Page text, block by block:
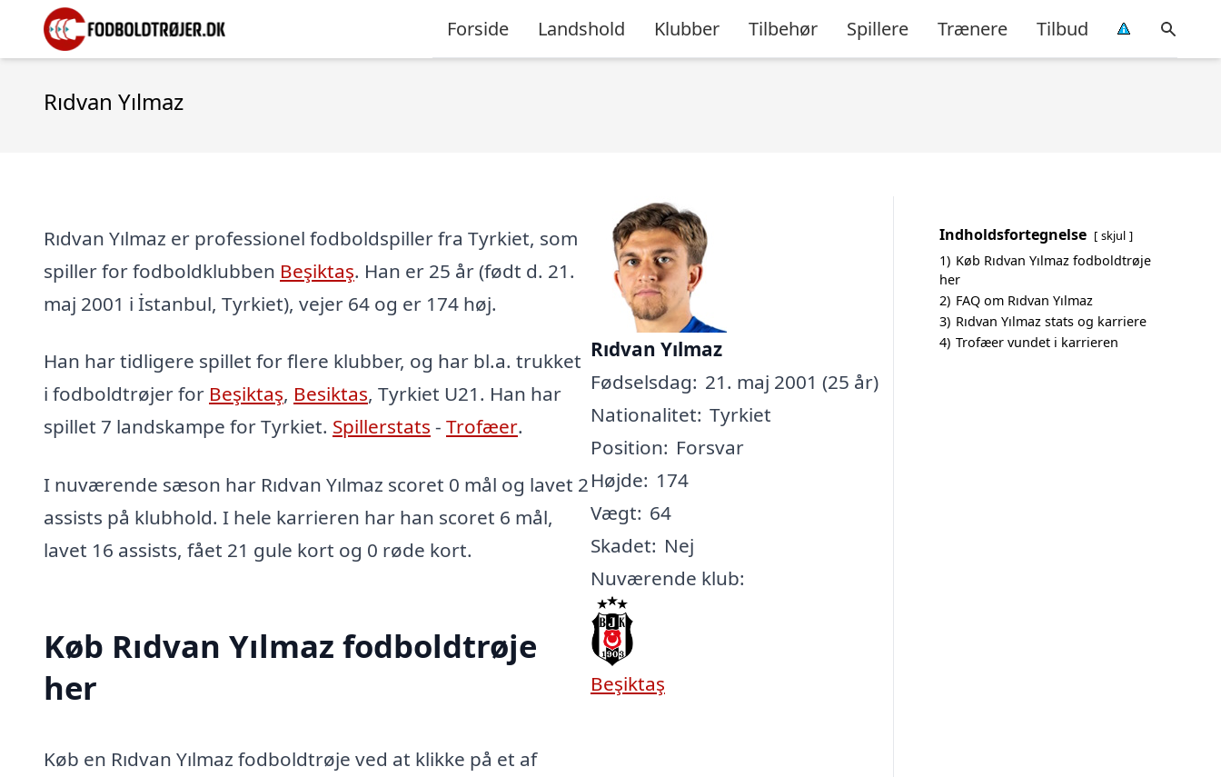
Forside Landshold Klubber Tilbehør Spillere Trænere Tilbud
Rıdvan Yılmaz
Rıdvan Yılmaz er professionel fodboldspiller fra Tyrkiet, som
spiller for fodboldklubben Beşiktaş. Han er 25 år (født d. 21.
maj 2001 i İstanbul, Tyrkiet), vejer 64 og er 174 høj.
Han har tidligere spillet for flere klubber, og har bl.a. trukket
i fodboldtrøjer for Beşiktaş, Besiktas, Tyrkiet U21. Han har
spillet 7 landskampe for Tyrkiet. Spillerstats - Trofæer.
I nuværende sæson har Rıdvan Yılmaz scoret 0 mål og lavet 2
assists på klubhold. I hele karrieren har han scoret 6 mål,
lavet 16 assists, fået 21 gule kort og 0 røde kort.
Køb Rıdvan Yılmaz fodboldtrøje
her
Køb en Rıdvan Yılmaz fodboldtrøje ved at klikke på et af
Rıdvan Yılmaz
Fødselsdag: 21. maj 2001 (25 år)
Nationalitet: Tyrkiet
Position: Forsvar
Højde: 174
Vægt: 64
Skadet: Nej
Nuværende klub:
Beşiktaş
Indholdsfortegnelse skjul
1) Køb Rıdvan Yılmaz fodboldtrøje
her
2) FAQ om Rıdvan Yılmaz
3) Rıdvan Yılmaz stats og karriere
4) Trofæer vundet i karrieren